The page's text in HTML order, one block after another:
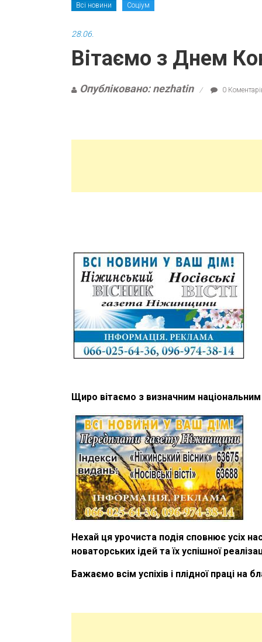
Всі новини Соціум
28.06.
Вітаємо з Днем
Опубліковано: nezhatin 0
Щиро вітаємо з визначним
Нехай ця урочиста подія сповнює усіх
новаторських ідей та їх успішної
Бажаємо всім успіхів і плідної праці на